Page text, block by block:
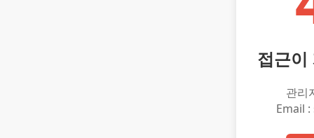
접근이
관리
Email